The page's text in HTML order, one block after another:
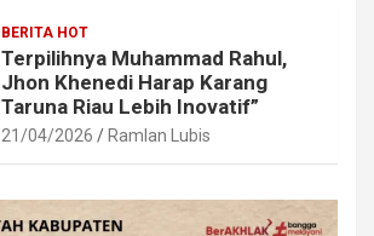
BERITA HOT
Terpilihnya Muhammad Rahul,
Jhon Khenedi Harap Karang
Taruna Riau Lebih Inovatif”
21/04/2026 Ramlan Lubis